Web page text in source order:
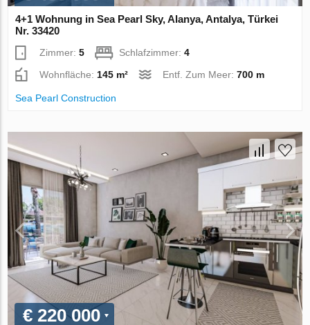
4+1 Wohnung in Sea Pearl Sky, Alanya, Antalya, Türkei
Nr. 33420
Zimmer:5 Schlafzimmer:4
Wohnfläche:145 m² Entf. Zum Meer:700 m
Sea Pearl Construction
€ 220 000